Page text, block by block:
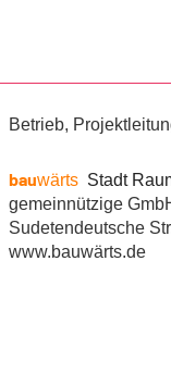
Betrieb,
bauwärtsStadt
gemeinnützige
Sudetendeutsche
www.bauwärts.de